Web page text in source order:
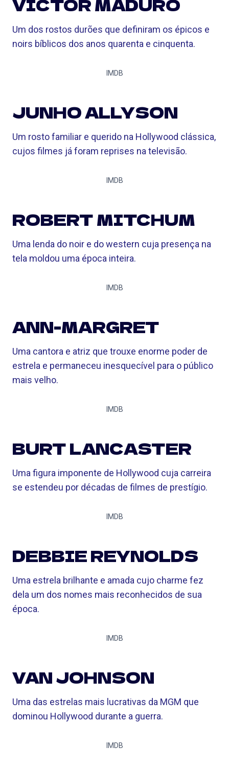
VICTOR MADURO
Um dos rostos durões que definiram os épicos e
noirs bíblicos dos anos quarenta e cinquenta.
IMDB
JUNHO ALLYSON
Um rosto familiar e querido na Hollywood clássica,
cujos filmes já foram reprises na televisão.
IMDB
ROBERT MITCHUM
Uma lenda do noir e do western cuja presença na
tela moldou uma época inteira.
IMDB
ANN-MARGRET
Uma cantora e atriz que trouxe enorme poder de
estrela e permaneceu inesquecível para o público
mais velho.
IMDB
BURT LANCASTER
Uma figura imponente de Hollywood cuja carreira
se estendeu por décadas de filmes de prestígio.
IMDB
DEBBIE REYNOLDS
Uma estrela brilhante e amada cujo charme fez
dela um dos nomes mais reconhecidos de sua
época.
IMDB
VAN JOHNSON
Uma das estrelas mais lucrativas da MGM que
dominou Hollywood durante a guerra.
IMDB